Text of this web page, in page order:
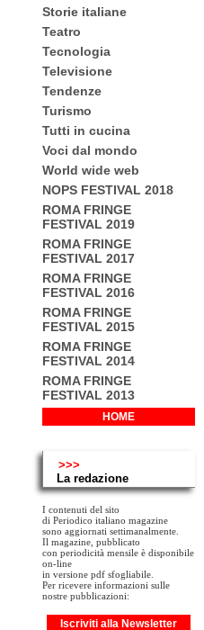
Storie italiane
Teatro
Tecnologia
Televisione
Tendenze
Turismo
Tutti in cucina
Voci dal mondo
World wide web
NOPS FESTIVAL 2018
ROMA FRINGE
FESTIVAL 2019
ROMA FRINGE
FESTIVAL 2017
ROMA FRINGE
FESTIVAL 2016
ROMA FRINGE
FESTIVAL 2015
ROMA FRINGE
FESTIVAL 2014
ROMA FRINGE
FESTIVAL 2013
HOME
>>>
La redazione
I contenuti del sito
di Periodico italiano magazine
sono aggiornati settimanalmente.
Il magazine, pubblicato
con periodicità mensile è disponibile
on-line
in versione pdf sfogliabile.
Per ricevere informazioni sulle
nostre pubblicazioni:
Iscriviti alla Newsletter